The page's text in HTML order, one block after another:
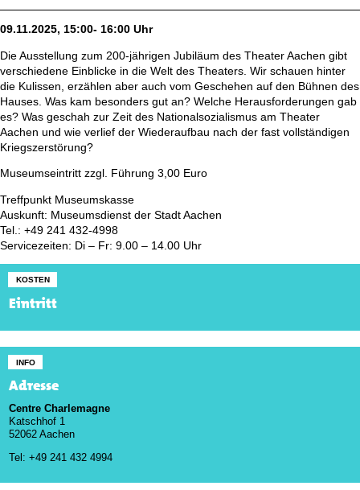
09.11.2025, 15:00- 16:00 Uhr
Die Ausstellung zum 200-jährigen Jubiläum des Theater Aachen gibt
verschiedene Einblicke in die Welt des Theaters. Wir schauen hinter
die Kulissen, erzählen aber auch vom Geschehen auf den Bühnen des
Hauses. Was kam besonders gut an? Welche Herausforderungen gab
es? Was geschah zur Zeit des Nationalsozialismus am Theater
Aachen und wie verlief der Wiederaufbau nach der fast vollständigen
Kriegszerstörung?
Museumseintritt zzgl. Führung 3,00 Euro
Treffpunkt Museumskasse
Auskunft: Museumsdienst der Stadt Aachen
Tel.: +49 241 432-4998
Servicezeiten: Di – Fr: 9.00 – 14.00 Uhr
KOSTEN
Eintritt
INFO
Adresse
Centre Charlemagne
Katschhof 1
52062 Aachen
Tel: +49 241 432 4994